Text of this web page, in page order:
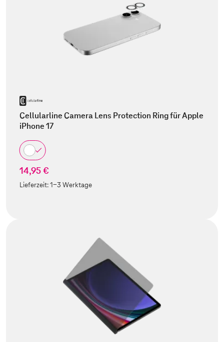
Cellularline Camera Lens Protection Ring für Apple
iPhone 17
14,95 €
Lieferzeit:1-3 Werktage